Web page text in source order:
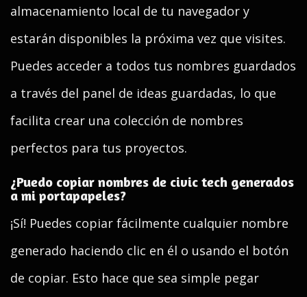
almacenamiento local de tu navegador y
estarán disponibles la próxima vez que visites.
Puedes acceder a todos tus nombres guardados
a través del panel de ideas guardadas, lo que
facilita crear una colección de nombres
perfectos para tus proyectos.
¿Puedo copiar nombres de civic tech generados
a mi portapapeles?
¡Sí! Puedes copiar fácilmente cualquier nombre
generado haciendo clic en él o usando el botón
de copiar. Esto hace que sea simple pegar